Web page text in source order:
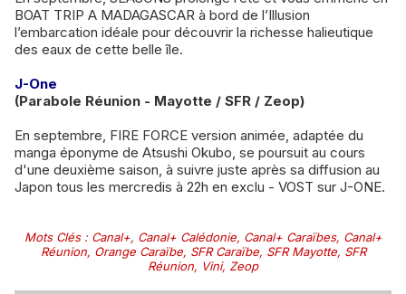
BOAT TRIP A MADAGASCAR à bord de l’Illusion
l’embarcation idéale pour découvrir la richesse halieutique
des eaux de cette belle île.
J-One
(Parabole Réunion - Mayotte / SFR / Zeop)
En septembre, FIRE FORCE version animée, adaptée du
manga éponyme de Atsushi Okubo, se poursuit au cours
d'une deuxième saison, à suivre juste après sa diffusion au
Japon tous les mercredis à 22h en exclu - VOST sur J-ONE.
Mots Clés: Canal+, Canal+ Calédonie, Canal+ Caraïbes, Canal+
Réunion, Orange Caraïbe, SFR Caraïbe, SFR Mayotte, SFR
Réunion, Vini, Zeop